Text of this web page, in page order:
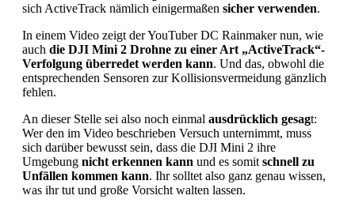
sich ActiveTrack nämlich einigermaßen sicher verwenden.
In einem Video zeigt der YouTuber DC Rainmaker nun, wie
auch die DJI Mini 2 Drohne zu einer Art „ActiveTrack“-
Verfolgung überredet werden kann. Und das, obwohl die
entsprechenden Sensoren zur Kollisionsvermeidung gänzlich
fehlen.
An dieser Stelle sei also noch einmal ausdrücklich gesagt:
Wer den im Video beschrieben Versuch unternimmt, muss
sich darüber bewusst sein, dass die DJI Mini 2 ihre
Umgebung nicht erkennen kann und es somit schnell zu
Unfällen kommen kann. Ihr solltet also ganz genau wissen,
was ihr tut und große Vorsicht walten lassen.